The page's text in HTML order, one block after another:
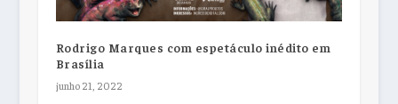
Rodrigo Marques com espetáculo inédito em
Brasília
junho 21, 2022